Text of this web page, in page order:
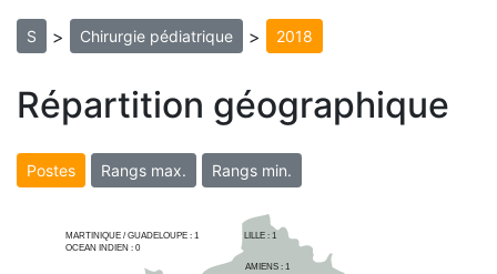
S > Chirurgie pédiatrique > 2018
Répartition géographique
Postes Rangs max. Rangs min.
AMIENS : 1
LILLE : 1
MARTINIQUE / GUADELOUPE : 1
OCEAN INDIEN : 0